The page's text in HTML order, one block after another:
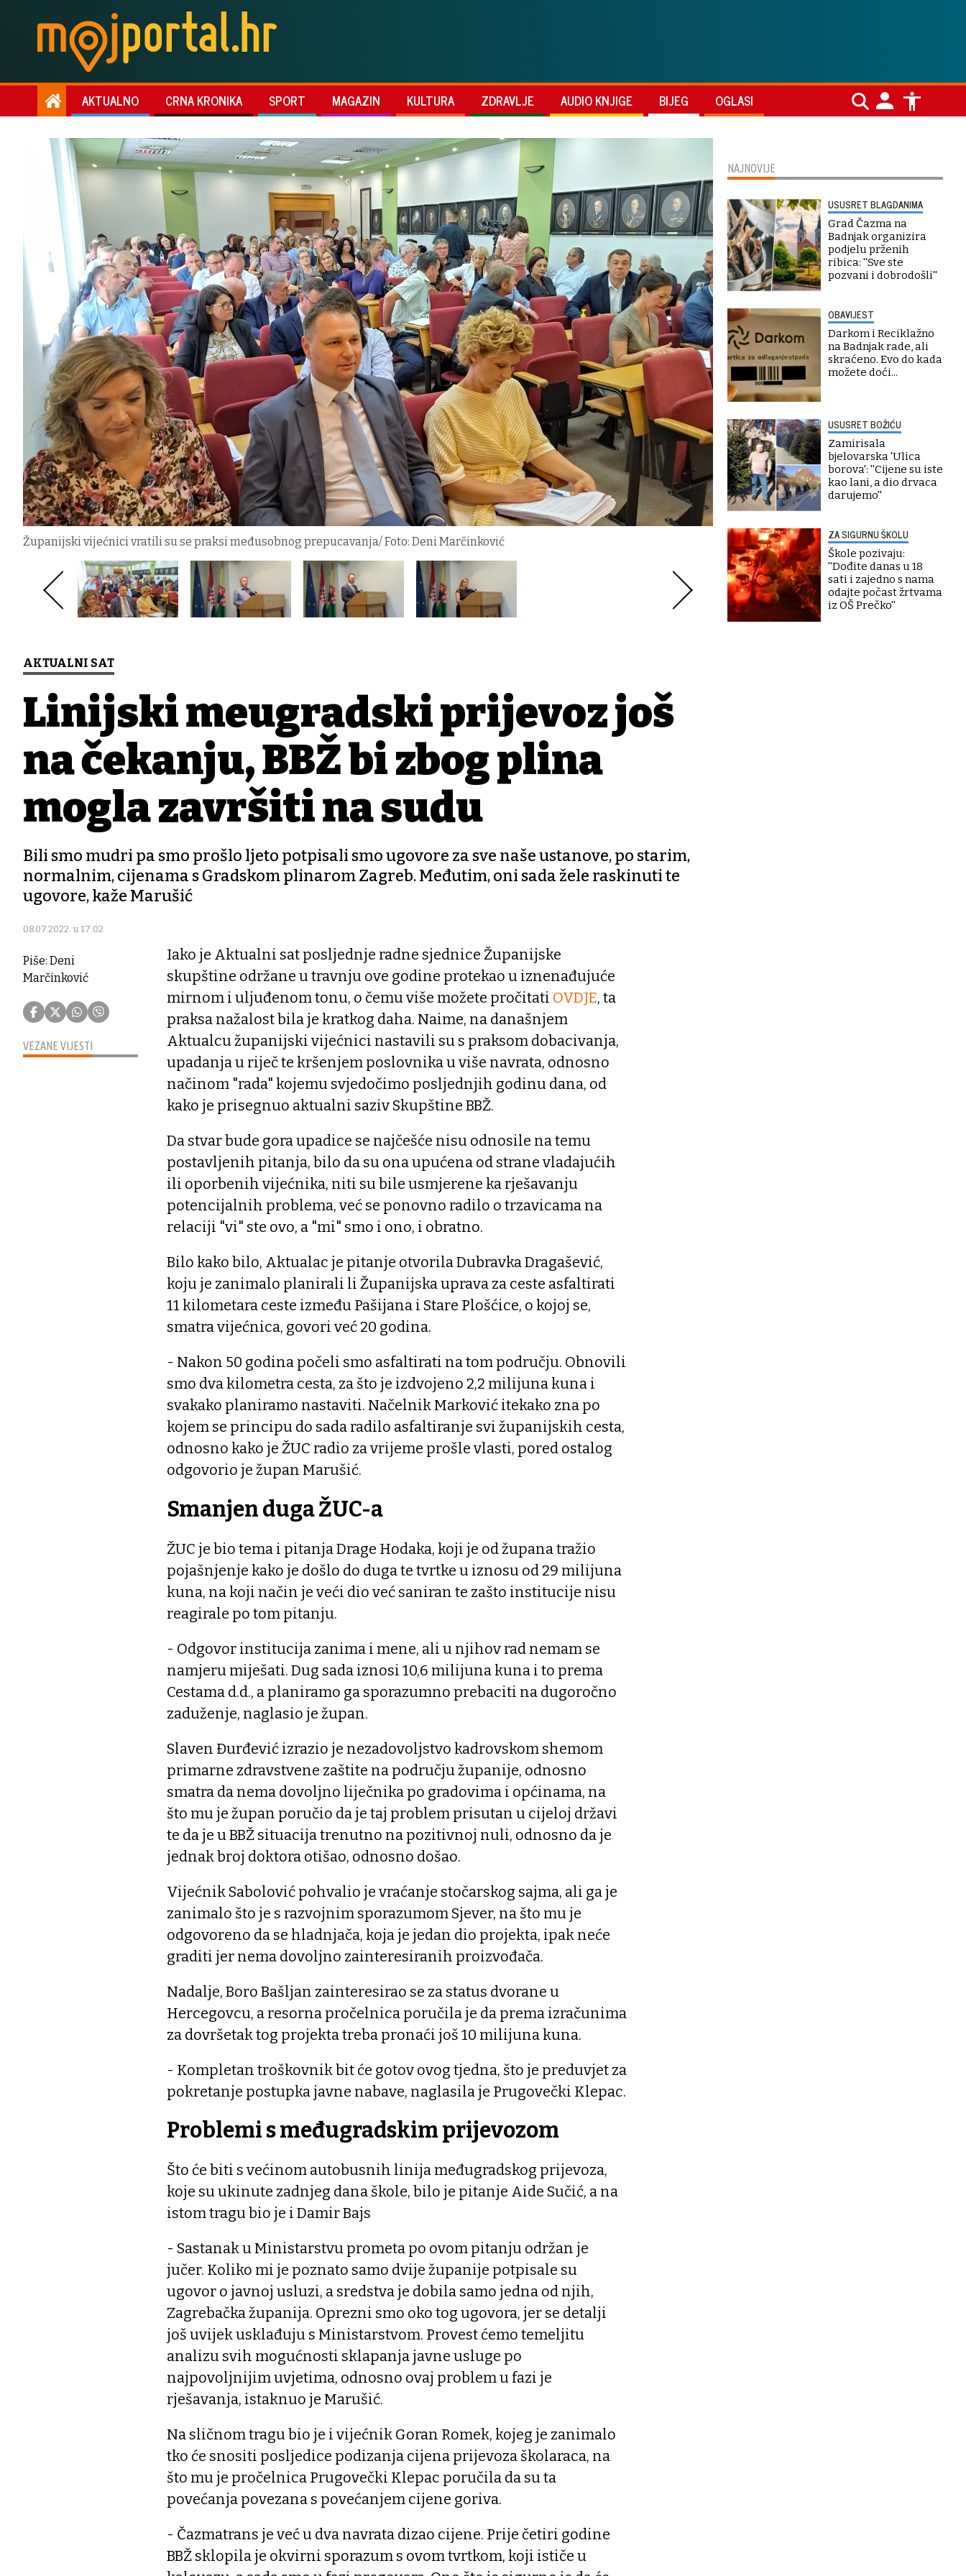
AKTUALNO CRNA KRONIKA SPORT MAGAZIN KULTURA ZDRAVLJE AUDIO KNJIGE BIJEG OGLASI
Županijski vijećnici vratili su se praksi međusobnog prepucavanja/ Foto: Deni Marčinković
AKTUALNI SAT
Linijski međugradski prijevoz još
na čekanju, BBŽ bi zbog plina
mogla završiti na sudu
Bili smo mudri pa smo prošlo ljeto potpisali smo ugovore za sve naše ustanove, po starim,
normalnim, cijenama s Gradskom plinarom Zagreb. Međutim, oni sada žele raskinuti te
ugovore, kaže Marušić
08.07.2022. u 17:02
Piše: Deni
Marčinković
VEZANE VIJESTI
Iako je Aktualni sat posljednje radne sjednice Županijske
skupštine održane u travnju ove godine protekao u iznenađujuće
mirnom i uljuđenom tonu, o čemu više možete pročitati OVDJE, ta
praksa nažalost bila je kratkog daha. Naime, na današnjem
Aktualcu županijski vijećnici nastavili su s praksom dobacivanja,
upadanja u riječ te kršenjem poslovnika u više navrata, odnosno
načinom "rada" kojemu svjedočimo posljednjih godinu dana, od
kako je prisegnuo aktualni saziv Skupštine BBŽ.
Da stvar bude gora upadice se najčešće nisu odnosile na temu
postavljenih pitanja, bilo da su ona upućena od strane vladajućih
ili oporbenih vijećnika, niti su bile usmjerene ka rješavanju
potencijalnih problema, već se ponovno radilo o trzavicama na
relaciji "vi" ste ovo, a "mi" smo i ono, i obratno.
Bilo kako bilo, Aktualac je pitanje otvorila Dubravka Dragašević,
koju je zanimalo planirali li Županijska uprava za ceste asfaltirati
11 kilometara ceste između Pašijana i Stare Plošćice, o kojoj se,
smatra vijećnica, govori već 20 godina.
- Nakon 50 godina počeli smo asfaltirati na tom području. Obnovili
smo dva kilometra cesta, za što je izdvojeno 2,2 milijuna kuna i
svakako planiramo nastaviti. Načelnik Marković itekako zna po
kojem se principu do sada radilo asfaltiranje svi županijskih cesta,
odnosno kako je ŽUC radio za vrijeme prošle vlasti, pored ostalog
odgovorio je župan Marušić.
Smanjen duga ŽUC-a
ŽUC je bio tema i pitanja Drage Hodaka, koji je od župana tražio
pojašnjenje kako je došlo do duga te tvrtke u iznosu od 29 milijuna
kuna, na koji način je veći dio već saniran te zašto institucije nisu
reagirale po tom pitanju.
- Odgovor institucija zanima i mene, ali u njihov rad nemam se
namjeru miješati. Dug sada iznosi 10,6 milijuna kuna i to prema
Cestama d.d., a planiramo ga sporazumno prebaciti na dugoročno
zaduženje, naglasio je župan.
Slaven Đurđević izrazio je nezadovoljstvo kadrovskom shemom
primarne zdravstvene zaštite na području županije, odnosno
smatra da nema dovoljno liječnika po gradovima i općinama, na
što mu je župan poručio da je taj problem prisutan u cijeloj državi
te da je u BBŽ situacija trenutno na pozitivnoj nuli, odnosno da je
jednak broj doktora otišao, odnosno došao.
Vijećnik Sabolović pohvalio je vraćanje stočarskog sajma, ali ga je
zanimalo što je s razvojnim sporazumom Sjever, na što mu je
odgovoreno da se hladnjača, koja je jedan dio projekta, ipak neće
graditi jer nema dovoljno zainteresiranih proizvođača.
Nadalje, Boro Bašljan zainteresirao se za status dvorane u
Hercegovcu, a resorna pročelnica poručila je da prema izračunima
za dovršetak tog projekta treba pronaći još 10 milijuna kuna.
- Kompletan troškovnik bit će gotov ovog tjedna, što je preduvjet za
pokretanje postupka javne nabave, naglasila je Prugovečki Klepac.
Problemi s međugradskim prijevozom
Što će biti s većinom autobusnih linija međugradskog prijevoza,
koje su ukinute zadnjeg dana škole, bilo je pitanje Aide Sučić, a na
istom tragu bio je i Damir Bajs
- Sastanak u Ministarstvu prometa po ovom pitanju održan je
jučer. Koliko mi je poznato samo dvije županije potpisale su
ugovor o javnoj usluzi, a sredstva je dobila samo jedna od njih,
Zagrebačka županija. Oprezni smo oko tog ugovora, jer se detalji
još uvijek usklađuju s Ministarstvom. Provest ćemo temeljitu
analizu svih mogućnosti sklapanja javne usluge po
najpovoljnijim uvjetima, odnosno ovaj problem u fazi je
rješavanja, istaknuo je Marušić.
Na sličnom tragu bio je i vijećnik Goran Romek, kojeg je zanimalo
tko će snositi posljedice podizanja cijena prijevoza školaraca, na
što mu je pročelnica Prugovečki Klepac poručila da su ta
povećanja povezana s povećanjem cijene goriva.
- Čazmatrans je već u dva navrata dizao cijene. Prije četiri godine
BBŽ sklopila je okvirni sporazum s ovom tvrtkom, koji ističe u
NAJNOVIJE
USUSRET BLAGDANIMA
Grad Čazma na
Badnjak organizira
podjelu prženih
ribica: ''Sve ste
pozvani i dobrodošli''
OBAVIJEST
Darkom i Reciklažno
na Badnjak rade, ali
skraćeno. Evo do kada
možete doći...
USUSRET BOŽIĆU
Zamirisala
bjelovarska 'Ulica
borova': ''Cijene su iste
kao lani, a dio drvaca
darujemo''
ZA SIGURNU ŠKOLU
Škole pozivaju:
''Dođite danas u 18
sati i zajedno s nama
odajte počast žrtvama
iz OŠ Prečko''